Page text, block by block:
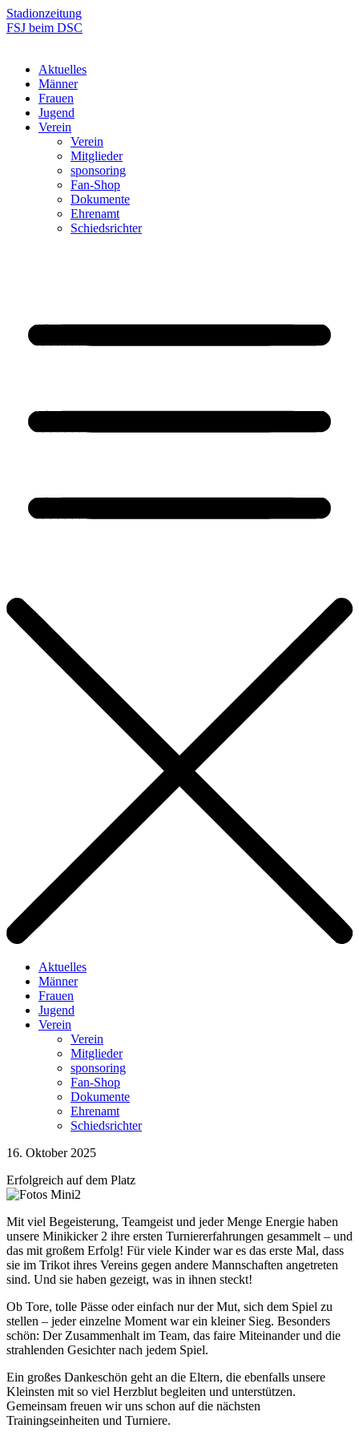
Zum
Inhalt
Stadionzeitung
FSJ beim DSC
Aktuelles
Männer
Frauen
Jugend
Verein
Verein
Mitglieder
sponsoring
Fan-Shop
Dokumente
Ehrenamt
Schiedsrichter
Aktuelles
Männer
Frauen
Jugend
Verein
Verein
Mitglieder
sponsoring
Fan-Shop
Dokumente
Ehrenamt
Schiedsrichter
16. Oktober 2025
Erfolgreich auf dem Platz
Mit viel Begeisterung, Teamgeist und jeder Menge Energie haben
unsere Minikicker 2 ihre ersten Turniererfahrungen gesammelt – und
das mit großem Erfolg! Für viele Kinder war es das erste Mal, dass
sie im Trikot ihres Vereins gegen andere Mannschaften angetreten
sind. Und sie haben gezeigt, was in ihnen steckt!
Ob Tore, tolle Pässe oder einfach nur der Mut, sich dem Spiel zu
stellen – jeder einzelne Moment war ein kleiner Sieg. Besonders
schön: Der Zusammenhalt im Team, das faire Miteinander und die
strahlenden Gesichter nach jedem Spiel.
Ein großes Dankeschön geht an die Eltern, die ebenfalls unsere
Kleinsten mit so viel Herzblut begleiten und unterstützen.
Gemeinsam freuen wir uns schon auf die nächsten
Trainingseinheiten und Turniere.